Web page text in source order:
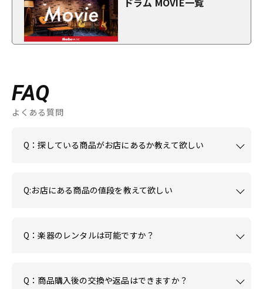
FAQ
よくある質問
Q：探している商品がお店にあるか教えて欲しい
Q:お店にある商品の値段を教えて欲しい
Q：楽器のレンタルは可能ですか？
Q：商品購入後の交換や返品はできますか？